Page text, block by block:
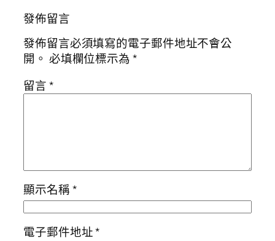
發佈留言
發佈留言必須填寫的電子郵件地址不會公
開。 必填欄位標示為*
留言*
顯示名稱*
電子郵件地址*